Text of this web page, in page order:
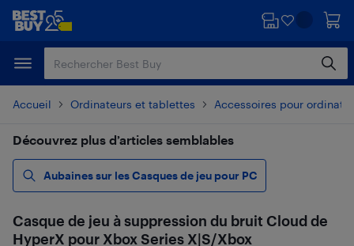
Passer
principal
Passer
Accueil Ordinateurs et tablettes Accessoires pour
Découvrez plus d’articles semblables
Aubaines sur les Casques de jeu pour PC
Casque de jeu à suppression du bruit Cloud de
HyperX pour Xbox Series X|S/Xbox